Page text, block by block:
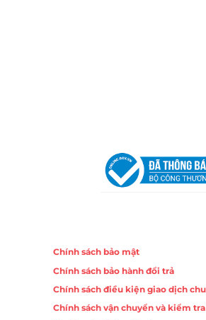
Chính sách bảo mật
Chính sách bảo hành đổi trả
Chính sách điều kiện giao dịch
Chính sách vận chuyển và kiểm